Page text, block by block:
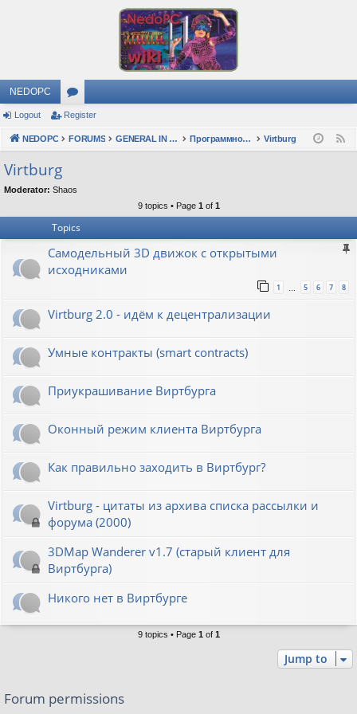
NEDOPC
or
u
s
Logout Register
NEDOPC FORUMS GENERAL IN RUSSIAN Программное обеспечение Virtburg
Virtburg
Moderator: Shaos
9 topics • Page 1 of 1
Topics
Самодельный 3D движок с открытыми
исходниками
1 … 5 6 7 8
Virtburg 2.0 - идём к децентрализации
Умные контракты (smart contracts)
Приукрашивание Виртбурга
Оконный режим клиента Виртбурга
Как правильно заходить в Виртбург?
Virtburg - цитаты из архива списка рассылки и
форума (2000)
3DMap Wanderer v1.7 (старый клиент для
Виртбурга)
Никого нет в Виртбурге
9 topics • Page 1 of 1
Jump to
Forum permissions